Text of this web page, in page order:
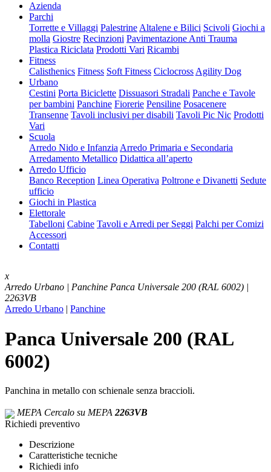
Azienda
Parchi
Torrette e Villaggi Palestrine Altalene e Bilici Scivoli Giochi a
molla Giostre Recinzioni Pavimentazione Anti Trauma
Plastica Riciclata Prodotti Vari Ricambi
Fitness
Calisthenics Fitness Soft Fitness Ciclocross Agility Dog
Urbano
Cestini Porta Biciclette Dissuasori Stradali Panche e Tavole
per bambini Panchine Fiorerie Pensiline Posacenere
Transenne Tavoli inclusivi per disabili Tavoli Pic Nic Prodotti
Vari
Scuola
Arredo Nido e Infanzia Arredo Primaria e Secondaria
Arredamento Metallico Didattica all’aperto
Arredo Ufficio
Banco Reception Linea Operativa Poltrone e Divanetti Sedute
ufficio
Giochi in Plastica
Elettorale
Tabelloni Cabine Tavoli e Arredi per Seggi Palchi per Comizi
Accessori
Contatti
x
Arredo Urbano | Panchine Panca Universale 200 (RAL 6002) |
2263VB
Arredo Urbano | Panchine
Panca Universale 200 (RAL
6002)
Panchina in metallo con schienale senza braccioli.
MEPA Cercalo su MEPA 2263VB
Richiedi preventivo
Descrizione
Caratteristiche tecniche
Richiedi info